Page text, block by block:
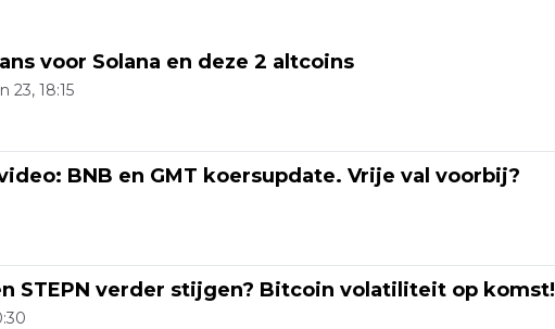
voor Solana en deze 2 altcoins
23, 18:15
BNB en GMT koersupdate. Vrije val voorbij?
STEPN verder stijgen? Bitcoin volatiliteit op komst!